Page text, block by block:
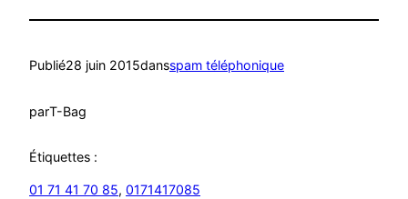
Publié28 juin 2015dansspam téléphonique
parT-Bag
Étiquettes :
01 71 41 70 85, 0171417085